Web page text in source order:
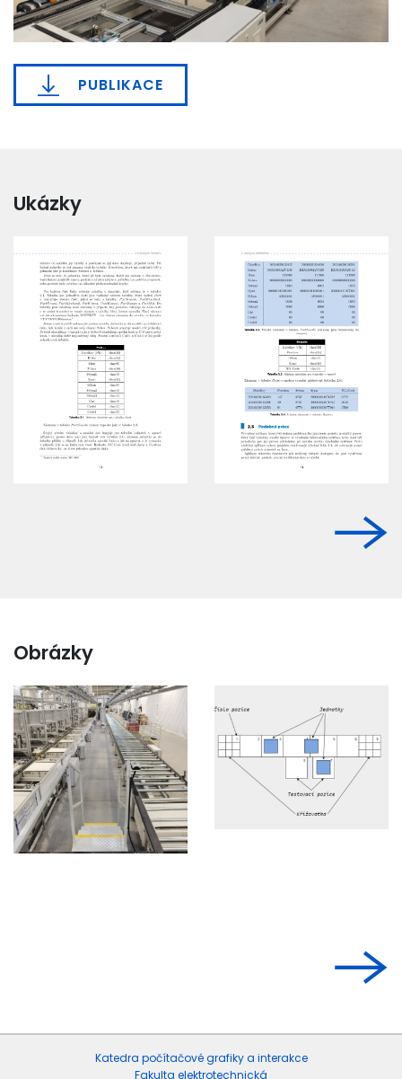
PUBLIKACE
Ukázky
Obrázky
Katedra počítačové grafiky a interakce
Fakulta elektrotechnická